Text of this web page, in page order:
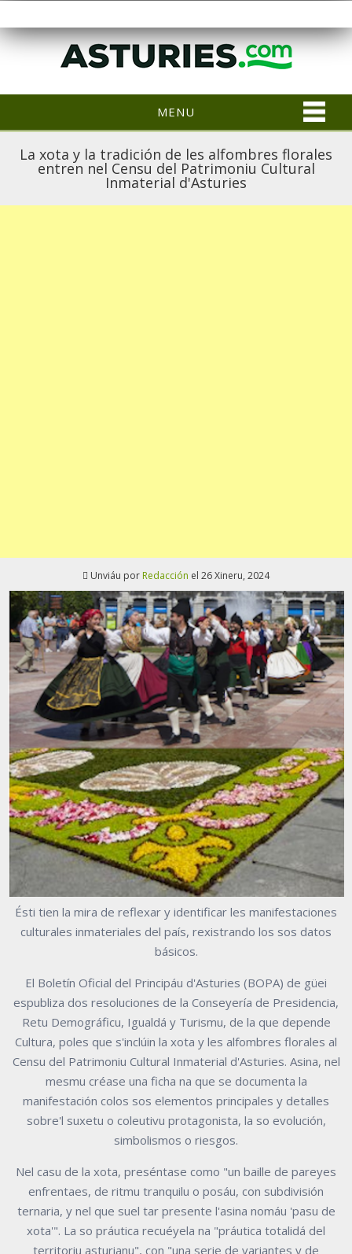
MENU
La xota y la tradición de les alfombres florales
entren nel Censu del Patrimoniu Cultural
Inmaterial d'Asturies
Unviáu por Redacción el 26 Xineru, 2024
Ésti tien la mira de reflexar y identificar les manifestaciones
culturales inmateriales del país, rexistrando los sos datos
básicos.
El Boletín Oficial del Principáu d'Asturies (BOPA) de güei
espubliza dos resoluciones de la Conseyería de Presidencia,
Retu Demográficu, Igualdá y Turismu, de la que depende
Cultura, poles que s'inclúin la xota y les alfombres florales al
Censu del Patrimoniu Cultural Inmaterial d'Asturies. Asina, nel
mesmu créase una ficha na que se documenta la
manifestación colos sos elementos principales y detalles
sobre'l suxetu o coleutivu protagonista, la so evolución,
simbolismos o riesgos.
Nel casu de la xota, preséntase como "un baille de pareyes
enfrentaes, de ritmu tranquilu o posáu, con subdivisión
ternaria, y nel que suel tar presente l'asina nomáu 'pasu de
xota'". La so práutica recuéyela na "práutica totalidá del
territoriu asturianu", con "una serie de variantes y de